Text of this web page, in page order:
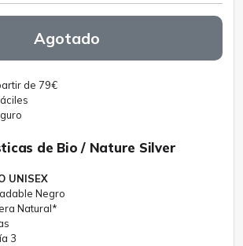
Agotado
de 79€
de Bio / Nature Silver
UNISEX
Negro
Natural*
3